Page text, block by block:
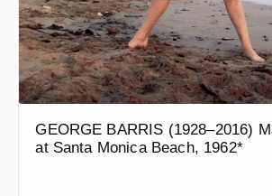
GEORGE BARRIS (1928–2016)
at Santa Monica Beach, 1962*